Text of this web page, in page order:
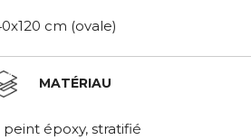
cm (ovale)
MATÉRIAU
époxy, stratifié